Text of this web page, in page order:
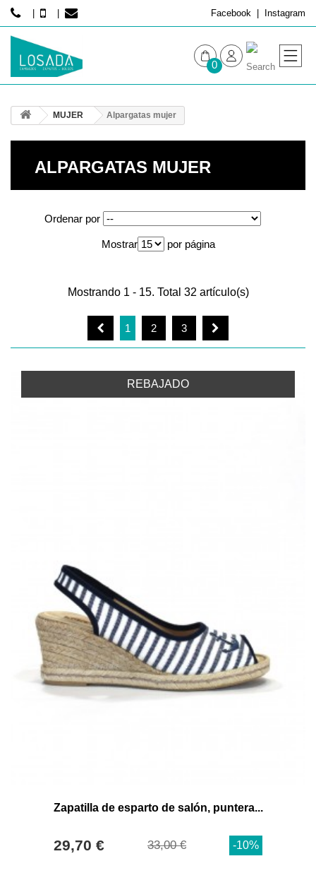
Facebook Instagram
0
MUJER Alpargatas mujer
ALPARGATAS MUJER
Ordenar por
Mostrar por página
Mostrando 1 - 15. Total 32 artículo(s)
1 2 3
REBAJADO
Zapatilla de esparto de salón, puntera...
29,70 € 33,00 € -10%